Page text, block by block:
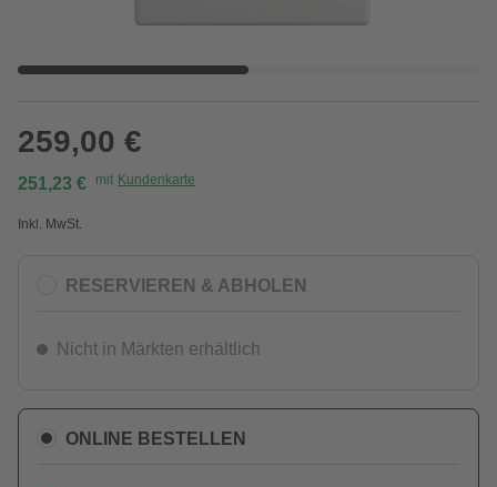
259,00 €
251,23 € mit Kundenkarte
Inkl. MwSt.
RESERVIEREN & ABHOLEN
Nicht in Märkten erhältlich
ONLINE BESTELLEN